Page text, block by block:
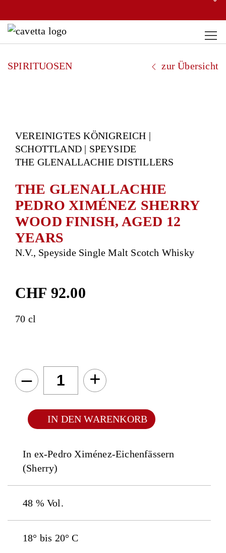
SPIRITUOSEN zur Übersicht
VEREINIGTES KÖNIGREICH |
SCHOTTLAND | SPEYSIDE
THE GLENALLACHIE DISTILLERS
THE GLENALLACHIE
PEDRO XIMÉNEZ SHERRY
WOOD FINISH, AGED 12
YEARS
N.V., Speyside Single Malt Scotch Whisky
CHF 92.00
70 cl
– +
IN DEN WARENKORB
In ex-Pedro Ximénez-Eichenfässern
(Sherry)
48 % Vol.
18° bis 20° C